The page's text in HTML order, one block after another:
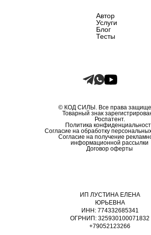
ИП ЛУСТИНА ЕЛЕНА
ЮРЬЕВНА
ИНН: 774332685341
ОГРНИП: 325930100071832
+79052123266
Автор
Услуги
Блог
Тесты
© КОД СИЛЫ. Все права
Товарный знак
Роспатент.
Политика
Согласие на обработку
Согласие на получение
информационной рассылки
Договор оферты